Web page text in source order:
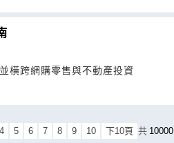
橫跨網購零售與不動產投資
4 5 6 7 8 9 10 下10頁 共 10000